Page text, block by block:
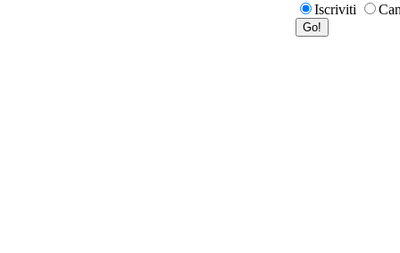
Iscriviti